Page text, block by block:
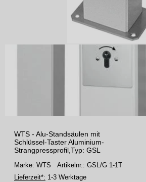
WTS - Alu-Standsäulen mit
Schlüssel-Taster Aluminium-
Strangpressprofil,Typ: GSL
Marke: WTS Artikelnr.: GSL/G 1-1T
Lieferzeit*: 1-3 Werktage